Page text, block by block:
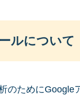
ルについて
のためにGoogle